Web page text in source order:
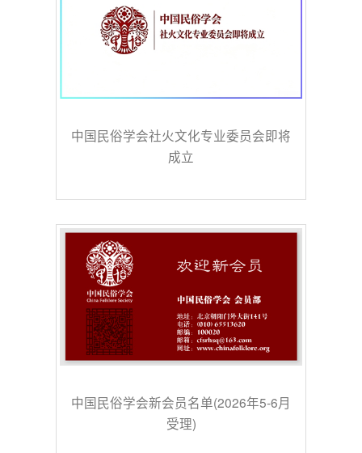
中国民俗学会社火文化专业委员会即将
成立
中国民俗学会新会员名单(2026年5-6月
受理)